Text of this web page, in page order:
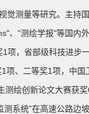
觉测量等研究。主持
、"测绘学报"等国内
项，省部级科技进步
、二等奖1项，中国
绘创新论文大赛获
系统”在高速公路边